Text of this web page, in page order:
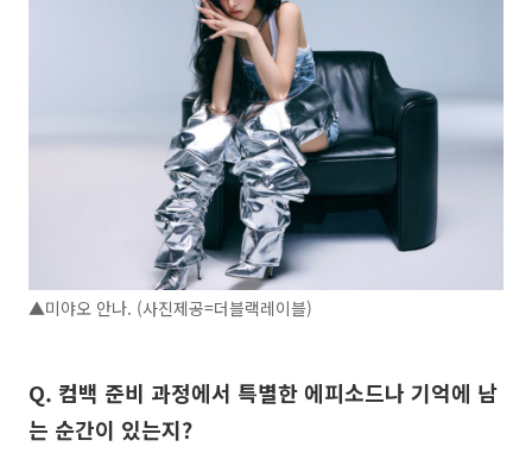
▲미야오 안나. (사진제공=더블랙레이블)
Q. 컴백 준비 과정에서 특별한 에피소드나 기억에 남
는 순간이 있는지?